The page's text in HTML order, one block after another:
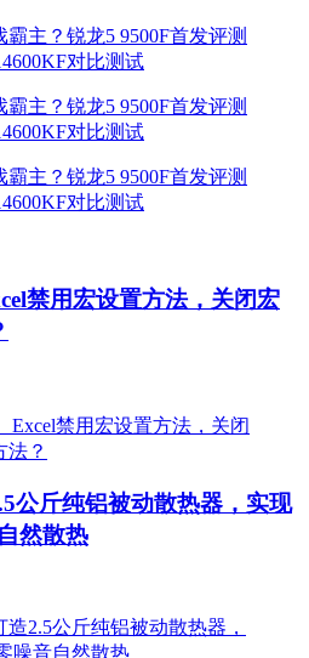
禁用宏设置方法，关闭宏
公斤纯铝被动散热器，实现
然散热